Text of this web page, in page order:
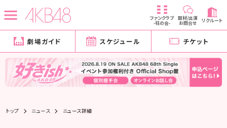
ファンクラブ
-柱の会-
取材/出演
お問合せ リクルート
劇場ガイド スケジュール チケット
トップ ニュース ニュース詳細